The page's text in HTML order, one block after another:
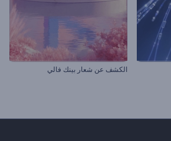
الكشف عن شعار بينك فالي